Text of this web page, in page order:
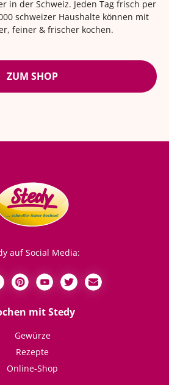
in der Schweiz. Jeden Tag frisch per
schweizer Haushalte können mit
feiner & frischer kochen.
ZUM SHOP
auf Social Media:
mit Stedy
Gewürze
Rezepte
Online-Shop